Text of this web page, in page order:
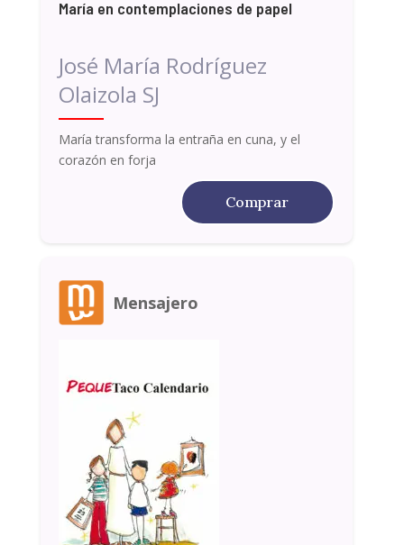
María en contemplaciones de papel
José María Rodríguez
Olaizola SJ
María transforma la entraña en cuna, y el
corazón en forja
Comprar
Mensajero